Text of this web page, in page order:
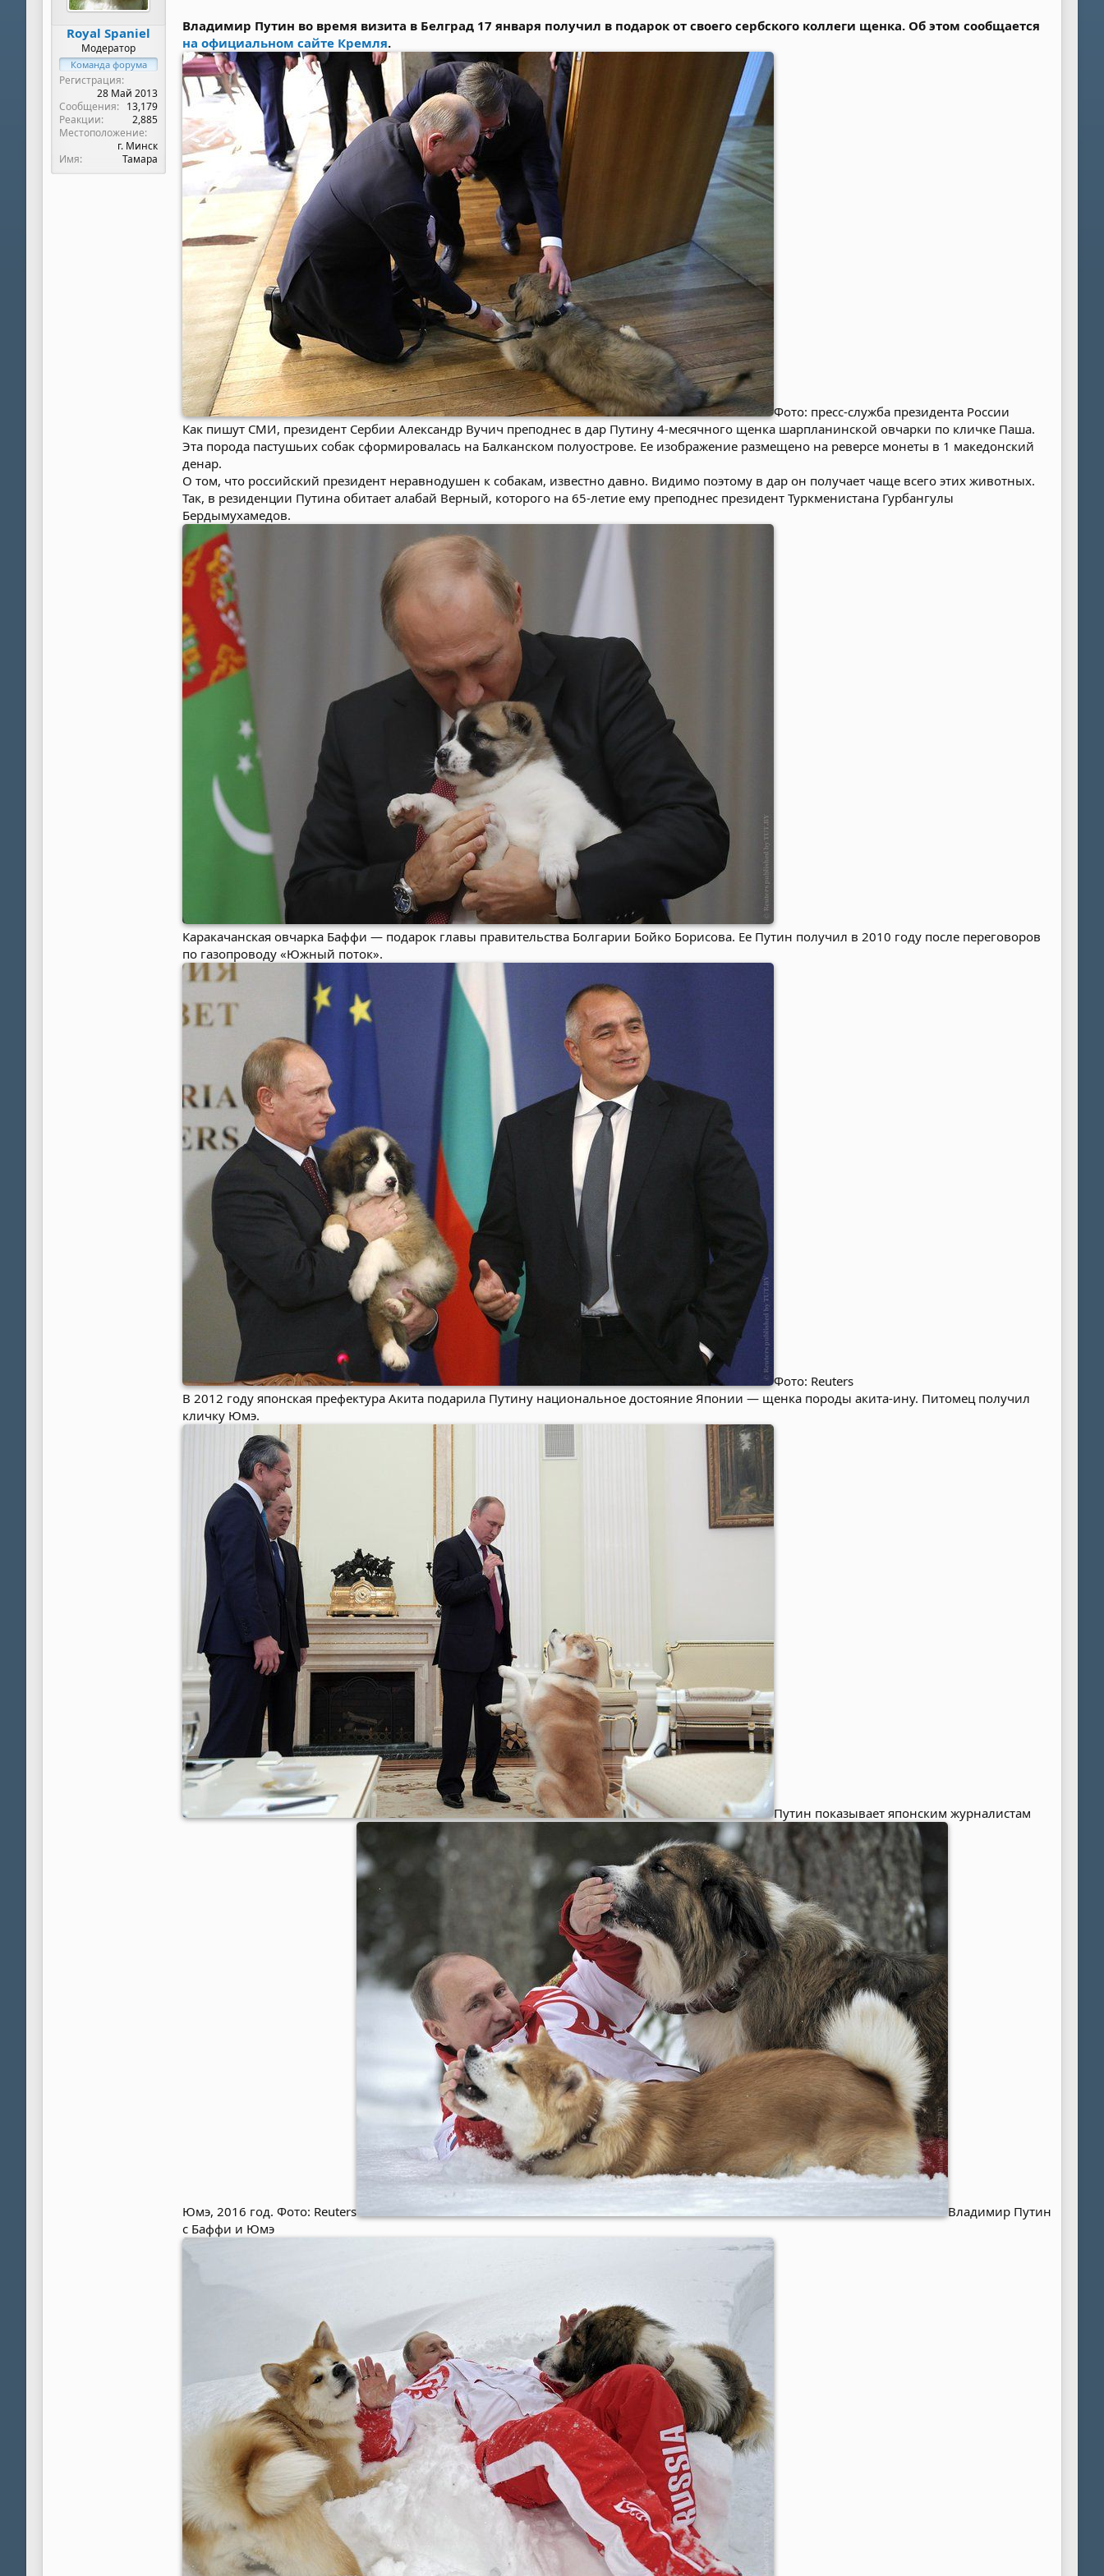
Royal Spaniel
Модератор
Команда форума
Регистрация
28 Май 2013
Сообщения
13,179
Реакции
2,885
Местоположение
г. Минск
Имя
Тамара
Владимир Путин во время визита в Белград 17 января получил в подарок от своего сербского коллеги щенка. Об этом сообщается
на официальном сайте Кремля.
Фото: пресс-служба президента России
Как пишут СМИ, президент Сербии Александр Вучич преподнес в дар Путину 4-месячного щенка шарпланинской овчарки по кличке Паша.
Эта порода пастушьих собак сформировалась на Балканском полуострове. Ее изображение размещено на реверсе монеты в 1 македонский
денар.
О том, что российский президент неравнодушен к собакам, известно давно. Видимо поэтому в дар он получает чаще всего этих животных.
Так, в резиденции Путина обитает алабай Верный, которого на 65-летие ему преподнес президент Туркменистана Гурбангулы
Бердымухамедов.
Каракачанская овчарка Баффи — подарок главы правительства Болгарии Бойко Борисова. Ее Путин получил в 2010 году после переговоров
по газопроводу «Южный поток».
Фото: Reuters
В 2012 году японская префектура Акита подарила Путину национальное достояние Японии — щенка породы акита-ину. Питомец получил
кличку Юмэ.
Путин показывает японским журналистам
Юмэ, 2016 год. Фото: Reuters
Владимир Путин
с Баффи и Юмэ